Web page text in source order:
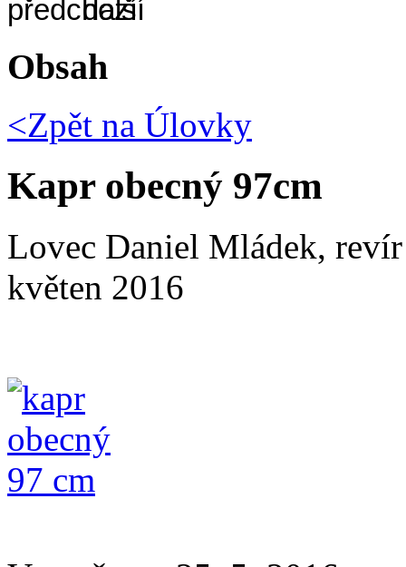
Obsah
<Zpět na Úlovky
Kapr obecný 97cm
Lovec Daniel Mládek,
květen 2016